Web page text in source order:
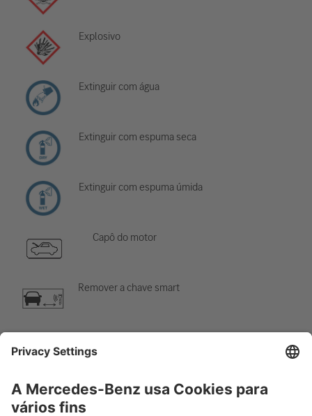
Explosivo
Extinguir com água
Extinguir com espuma seca
Extinguir com espuma úmida
Capô do motor
Remover a chave smart
Perigo, baixa temperatura